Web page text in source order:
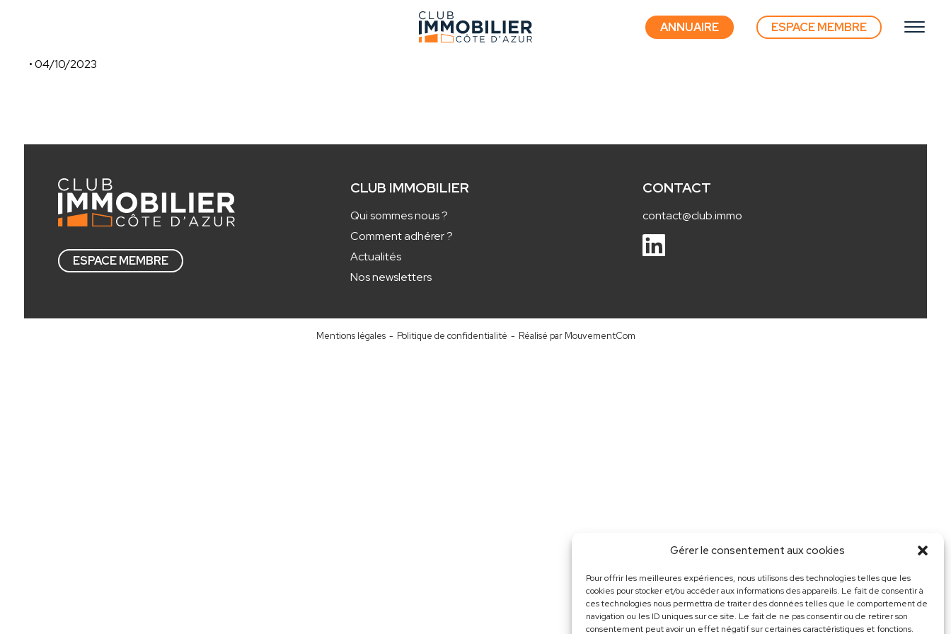
Gérer le consentement aux cookies
Pour offrir les meilleures expériences, nous utilisons des technologies telles que les
cookies pour stocker et/ou accéder aux informations des appareils. Le fait de consentir à
ces technologies nous permettra de traiter des données telles que le comportement de
navigation ou les ID uniques sur ce site. Le fait de ne pas consentir ou de retirer son
consentement peut avoir un effet négatif sur certaines caractéristiques et fonctions.
ANNUAIRE ESPACE MEMBRE
• 04/10/2023
ESPACE MEMBRE
CLUB IMMOBILIER
Qui sommes nous ?
Comment adhérer ?
Actualités
Nos newsletters
CONTACT
contact@club.immo
Mentions légales - Politique de confidentialité - Réalisé par MouvementCom